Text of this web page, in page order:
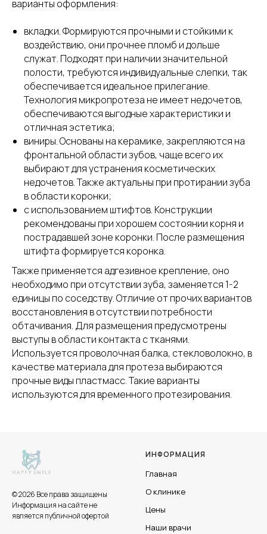
варианты оформления:
вкладки. Формируются прочными и стойкими к
воздействию, они прочнее пломб и дольше
служат. Подходят при наличии значительной
полости, требуются индивидуальные слепки, так
обеспечивается идеальное прилегание.
Технология микропротеза не имеет недочетов,
обеспечиваются выгодные характеристики и
отличная эстетика;
виниры. Основаны на керамике, закрепляются на
фронтальной области зубов, чаще всего их
выбирают для устранения косметических
недочетов. Также актуальны при протирании зуба
в области коронки;
с использованием штифтов. Конструкции
рекомендованы при хорошем состоянии корня и
пострадавшей зоне коронки. После размещения
штифта формируется коронка.
Также применяется адгезивное крепление, оно
необходимо при отсутствии зуба, заменяется 1-2
единицы по соседству. Отличие от прочих вариантов
восстановления в отсутствии потребности
обтачивания. Для размещения предусмотрены
выступы в области контакта с тканями.
Используется проволочная балка, стекловолокно, в
качестве материала для протеза выбираются
прочные виды пластмасс. Такие варианты
используются для временного протезирования.
© 2026 Все права защищены
Информация на сайте не
является публичной офертой
ИНФОРМАЦИЯ
Главная
О клинике
Цены
Наши врачи